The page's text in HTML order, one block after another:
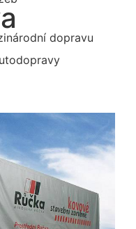
dopravu